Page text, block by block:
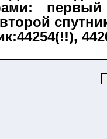
первый